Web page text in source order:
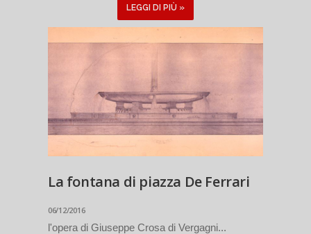
LEGGI DI PIÙ »
La fontana di piazza De Ferrari
06/12/2016
l'opera di Giuseppe Crosa di Vergagni...